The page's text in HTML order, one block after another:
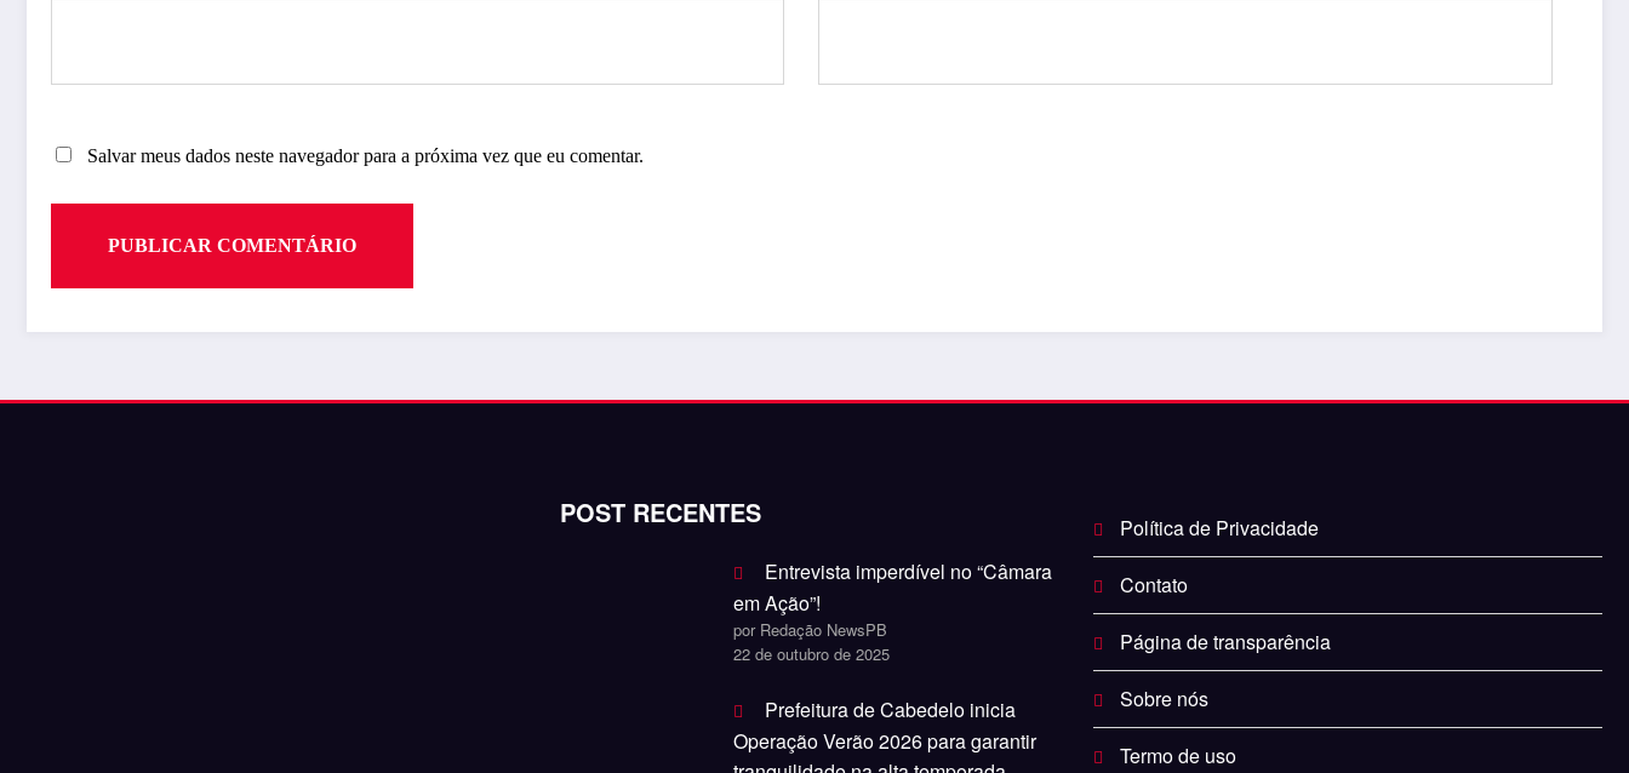
Salvar meus dados neste navegador para a próxima vez que eu comentar.
POST RECENTES
Entrevista imperdível no “Câmara
em Ação”!
por Redação NewsPB
22 de outubro de 2025
Prefeitura de Cabedelo inicia
Operação Verão 2026 para garantir
Política de Privacidade
Contato
Página de transparência
Sobre nós
Termo de uso